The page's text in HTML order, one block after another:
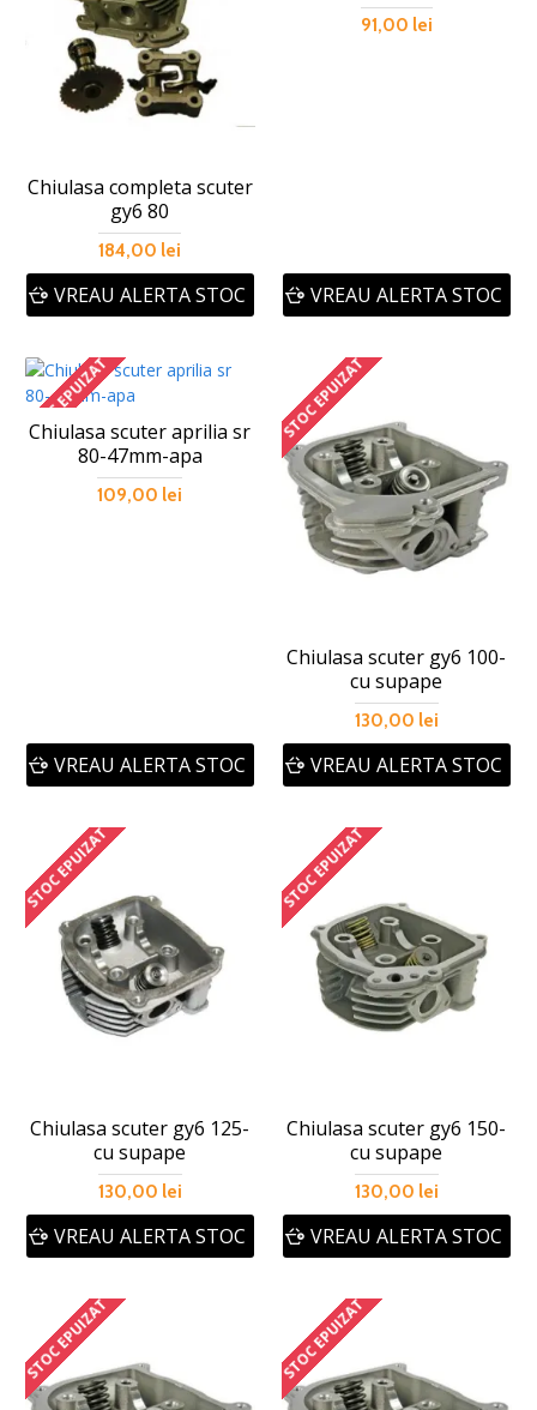
Chiulasa completa scuter
gy6 80
184,00 lei
VREAU ALERTA STOC
91,00 lei
VREAU ALERTA STOC
STOC EPUIZAT
Chiulasa scuter aprilia sr
80-47mm-apa
109,00 lei
VREAU ALERTA STOC
STOC EPUIZAT
Chiulasa scuter gy6 100-
cu supape
130,00 lei
VREAU ALERTA STOC
STOC EPUIZAT
Chiulasa scuter gy6 125-
cu supape
130,00 lei
VREAU ALERTA STOC
STOC EPUIZAT
Chiulasa scuter gy6 150-
cu supape
130,00 lei
VREAU ALERTA STOC
STOC EPUIZAT STOC EPUIZAT